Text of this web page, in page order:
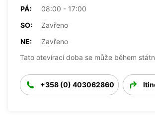
PÁ:
08:00 - 17:00
SO:
Zavřeno
NE:
Zavřeno
Tato otevírací doba se může během
+358 (0) 403062860